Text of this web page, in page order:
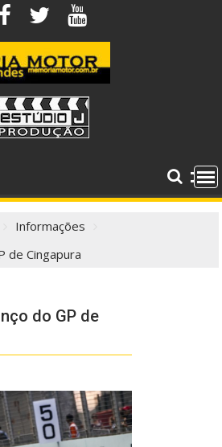
Informações
de Cingapura
do GP de